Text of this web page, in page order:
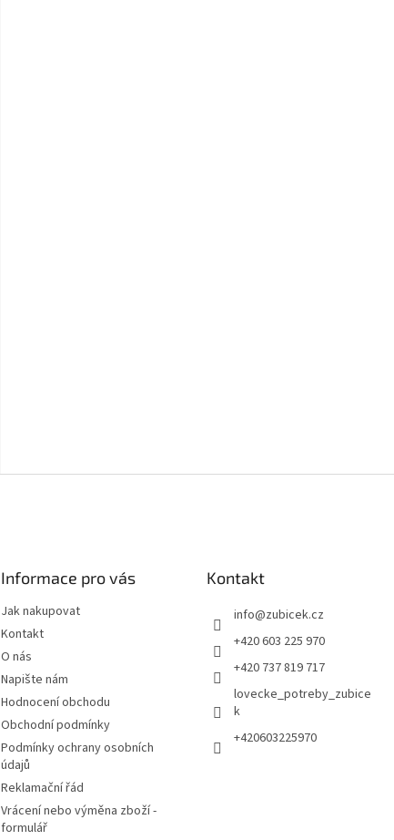
Informace pro vás
Jak nakupovat
Kontakt
O nás
Napište nám
Hodnocení obchodu
Obchodní podmínky
Podmínky ochrany osobních
údajů
Reklamační řád
Vrácení nebo výměna zboží -
formulář
Kontakt
info@zubicek.cz
+420 603 225 970
+420 737 819 717
lovecke_potreby_zubice
k
+420603225970